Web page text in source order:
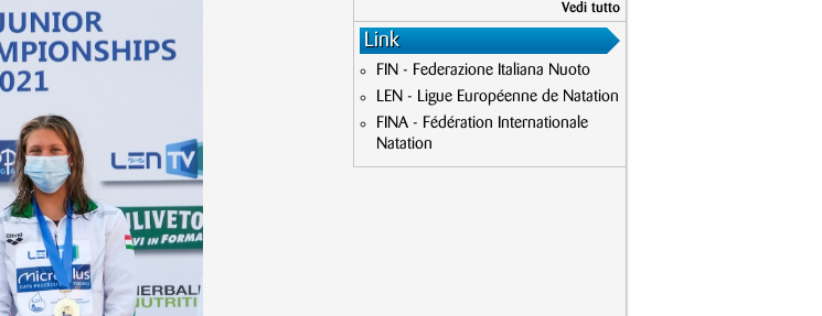
Vedi tutto
Link
FIN - Federazione Italiana Nuoto
LEN - Ligue Européenne de Natation
FINA - Fédération Internationale
Natation